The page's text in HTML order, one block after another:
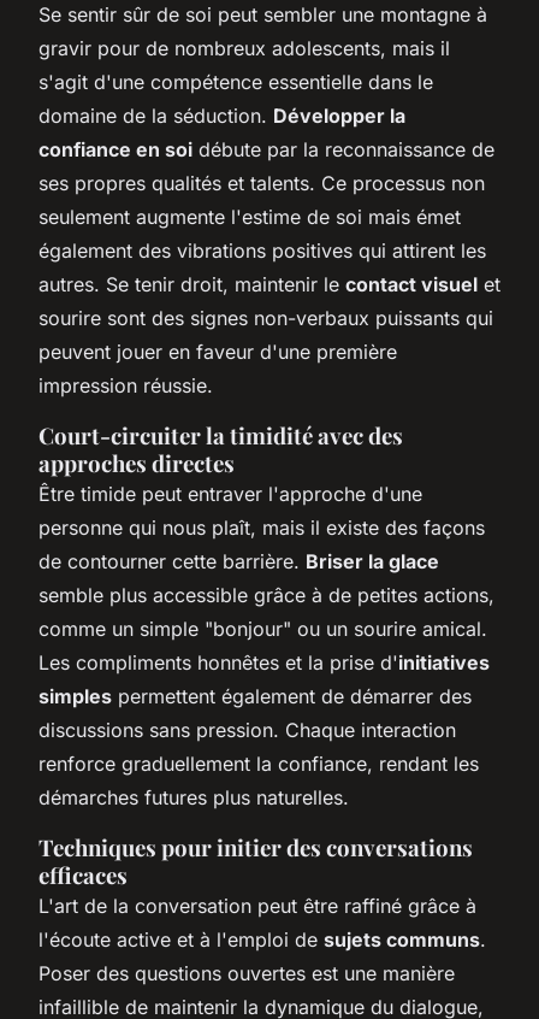
Se sentir sûr de soi peut sembler une montagne à
gravir pour de nombreux adolescents, mais il
s'agit d'une compétence essentielle dans le
domaine de la séduction. Développer la
confiance en soi débute par la reconnaissance de
ses propres qualités et talents. Ce processus non
seulement augmente l'estime de soi mais émet
également des vibrations positives qui attirent les
autres. Se tenir droit, maintenir le contact visuel et
sourire sont des signes non-verbaux puissants qui
peuvent jouer en faveur d'une première
impression réussie.
Court-circuiter la timiditéavec des
approches directes
Être timide peut entraver l'approche d'une
personne qui nous plaît, mais il existe des façons
de contourner cette barrière. Briser la glace
semble plus accessible grâce à de petites actions,
comme un simple "bonjour" ou un sourire amical.
Les compliments honnêtes et la prise d'initiatives
simples permettent également de démarrer des
discussions sans pression. Chaque interaction
renforce graduellement la confiance, rendant les
démarches futures plus naturelles.
Techniques pour initier des conversations
efficaces
L'art de la conversation peut être raffiné grâce à
l'écoute active et à l'emploi de sujets communs.
Poser des questions ouvertes est une manière
infaillible de maintenir la dynamique du dialogue,